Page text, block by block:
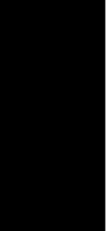
de la puerta
de reseñas
se presenta como un
convenciones del
que se adentra en los
la película se aleja
una experiencia
provocadora. Las
coestrellas son
que eleva la